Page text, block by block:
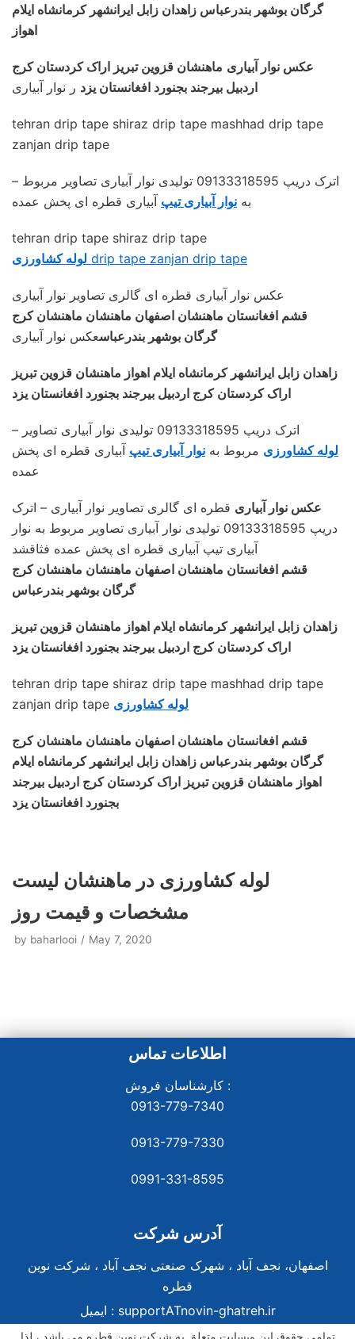
گرگان بوشهر بندرعباس زاهدان زابل ایرانشهر کرمانشاه ایلام
اهواز
عکس نوار آبیاری ماهنشان قزوین تبریز اراک کردستان کرج
اردبیل بیرجند بجنورد افغانستان یزد ر نوار آبیاری
tehran drip tape shiraz drip tape mashhad drip tape
zanjan drip tape
– اترک دریپ 09133318595 تولیدی نوار آبیاری تصاویر مربوط
به نوار آبیاری تیپ آبیاری قطره ای پخش عمده
tehran drip tape shiraz drip tape
لوله کشاورزی drip tape zanjan drip tape
عکس نوار آبیاری قطره ای گالری تصاویر نوار آبیاری
قشم افغانستان ماهنشان اصفهان ماهنشان ماهنشان کرج
گرگان بوشهر بندرعباسعکس نوار آبیاری
زاهدان زابل ایرانشهر کرمانشاه ایلام اهواز ماهنشان قزوین تبریز
اراک کردستان کرج اردبیل بیرجند بجنورد افغانستان یزد
– اترک دریپ 09133318595 تولیدی نوار آبیاری تصاویر
لوله کشاورزی مربوط به نوار آبیاری تیپ آبیاری قطره ای پخش
عمده
عکس نوار آبیاری قطره ای گالری تصاویر نوار آبیاری – اترک
دریپ 09133318595 تولیدی نوار آبیاری تصاویر مربوط به نوار
آبیاری تیپ آبیاری قطره ای پخش عمده فثاقشد
قشم افغانستان ماهنشان اصفهان ماهنشان ماهنشان کرج
گرگان بوشهر بندرعباس
زاهدان زابل ایرانشهر کرمانشاه ایلام اهواز ماهنشان قزوین تبریز
اراک کردستان کرج اردبیل بیرجند بجنورد افغانستان یزد
tehran drip tape shiraz drip tape mashhad drip tape
zanjan drip tape لوله کشاورزی
قشم افغانستان ماهنشان اصفهان ماهنشان ماهنشان کرج
گرگان بوشهر بندرعباس زاهدان زابل ایرانشهر کرمانشاه ایلام
اهواز ماهنشان قزوین تبریز اراک کردستان کرج اردبیل بیرجند
بجنورد افغانستان یزد
لوله کشاورزی در ماهنشان لیست
مشخصات و قیمت روز
by baharlooi May 7, 2020
اطلاعات تماس
کارشناسان فروش :
0913-779-7340
0913-779-7330
0991-331-8595
آدرس شرکت
اصفهان، نجف آباد ، شهرک صنعتی نجف آباد ، شرکت نوین
قطره
ایمیل : supportATnovin-ghatreh.ir
تمامی حقوق این وبسایت متعلق به شرکت نوین قطره می باشد ، لذا